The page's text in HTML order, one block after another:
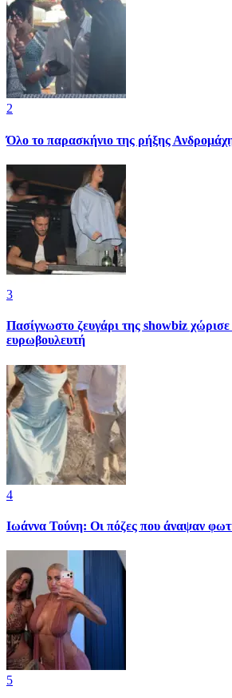
2
Όλο το παρασκήνιο της ρήξης
3
Πασίγνωστο ζευγάρι της showbiz
ευρωβουλευτή
4
Ιωάννα Τούνη: Οι πόζες που άναψαν
5